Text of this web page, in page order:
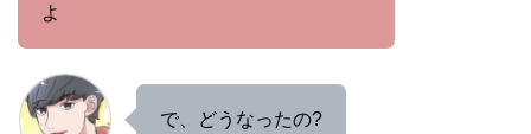
よ
で、どうなったの?